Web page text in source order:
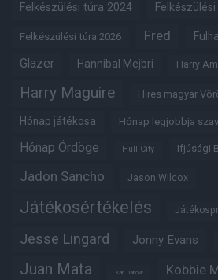
Felkészülési túra 2024
Felkészülési túra 2026 Fred
Glazer Hannibal Mejbri Harry
Harry Maguire Híres magyar
Hónap játékosa Hónap legjobbja
Hónap Ördöge Hull City Ifjúsági
Jadon Sancho Jason Wilcox
Játékosértékelés
Jesse Lingard Jonny Evans
Juan Mata Karl Darlow Kobbie